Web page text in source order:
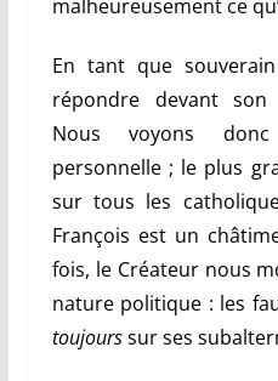
malheureusement ce
En tant que
répondre devant son
Nous voyons
personnelle ; le plus
sur tous les
François est un
fois, le Créateur nous
nature politique : les
toujourssur ses